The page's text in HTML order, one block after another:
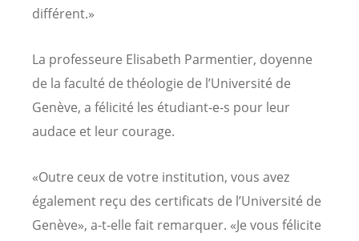
différent.»
La professeure Elisabeth Parmentier, doyenne
de la faculté de théologie de l’Université de
Genève, a félicité les étudiant-e-s pour leur
audace et leur courage.
«Outre ceux de votre institution, vous avez
également reçu des certificats de l’Université de
Genève», a-t-elle fait remarquer. «Je vous félicite